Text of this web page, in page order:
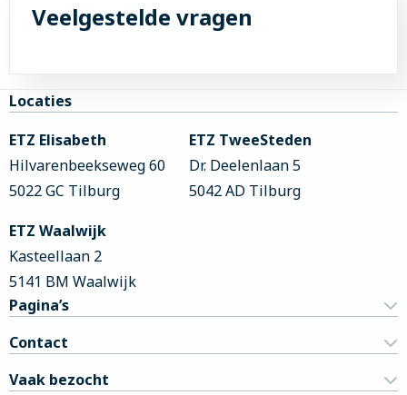
over
van
Dam
over
Spoor
Veelgestelde vragen
Site
footer
Locaties
ETZ Elisabeth
Hilvarenbeekseweg 60
5022 GC Tilburg
ETZ TweeSteden
Dr. Deelenlaan 5
5042 AD Tilburg
ETZ Waalwijk
Kasteellaan 2
5141 BM Waalwijk
Pagina’s
Contact
Vaak bezocht